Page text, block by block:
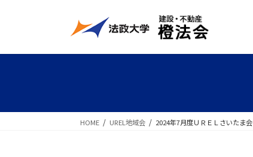
ン
ー
HOME UREL地域会 2024年7月度ＵＲＥＬさいたま会